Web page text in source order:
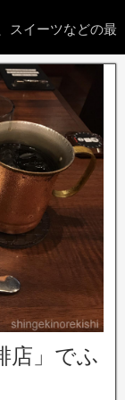
スイーツなどの最
店」でふ